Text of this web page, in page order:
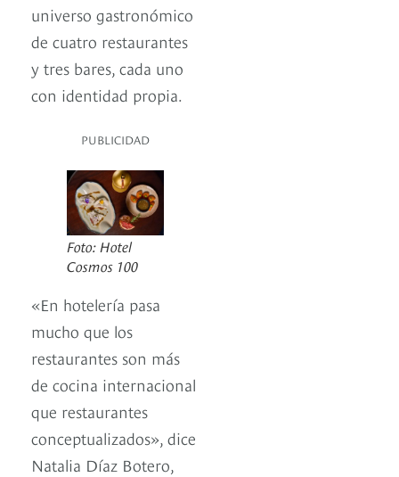
universo gastronómico
de cuatro restaurantes
y tres bares, cada uno
con identidad propia.
PUBLICIDAD
Foto: Hotel
Cosmos 100
«En hotelería pasa
mucho que los
restaurantes son más
de cocina internacional
que restaurantes
conceptualizados», dice
Natalia Díaz Botero,